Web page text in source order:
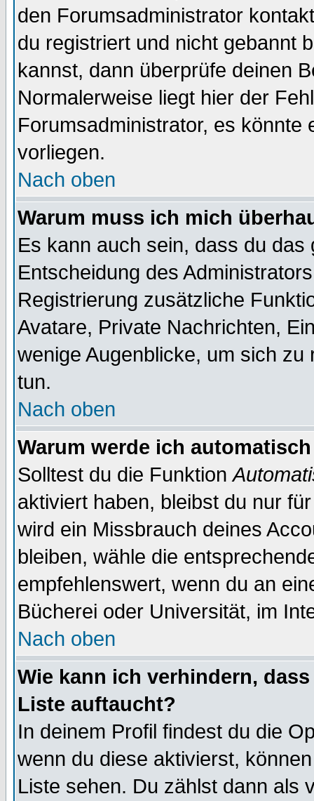
den Forumsadministrator
du registriert und nicht gebannt
kannst, dann überprüfe deinen
Normalerweise liegt hier der
Forumsadministrator, es könnte
vorliegen.
Nach oben
Warum muss ich mich
Es kann auch sein, dass du
Entscheidung des
Registrierung zusätzliche
Avatare, Private Nachrichten,
wenige Augenblicke, um sich
tun.
Nach oben
Warum werde ich
Solltest du die Funktion
aktiviert haben, bleibst du nur
wird ein Missbrauch deines
bleiben, wähle die
empfehlenswert, wenn du an
Bücherei oder Universität, im
Nach oben
Wie kann ich verhindern,
Liste auftaucht?
In deinem Profil findest du die
wenn du diese aktivierst,
Liste sehen. Du zählst dann als